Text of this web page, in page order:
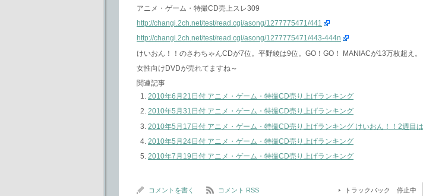
アニメ・ゲーム・特撮CD売上スレ309
http://changi.2ch.net/test/read.cgi/asong/1277775471/441
http://changi.2ch.net/test/read.cgi/asong/1277775471/443-444n
けいおん！！のさわちゃんCDが7位。平野綾は9位。GO！GO！ MANIACが13万枚超え。
女性向けDVDが売れてますね～
関連記事
2010年6月21日付 アニメ・ゲーム・特撮CD売り上げランキング
2010年5月31日付 アニメ・ゲーム・特撮CD売り上げランキング
2010年5月17日付 アニメ・ゲーム・特撮CD売り上げランキング けいおん！！2週目
2010年5月24日付 アニメ・ゲーム・特撮CD売り上げランキング
2010年7月19日付 アニメ・ゲーム・特撮CD売り上げランキング
コメントを書く コメント RSS トラックバック 停止中